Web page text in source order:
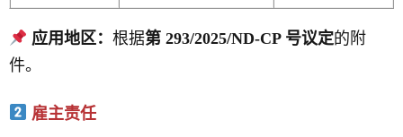
应用地区：根据第 293/2025/ND-CP 号议定的附
件。
雇主责任